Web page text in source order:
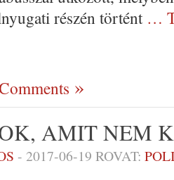
részén történt …
AMIT NEM
- 2017-06-19 ROVAT: